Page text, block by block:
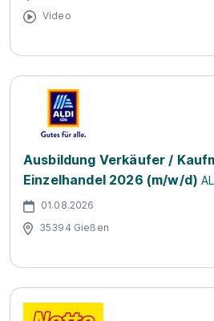
Video
Ausbildung Verkäufer /
Einzelhandel 2026 (m/w/d)
01.08.2026
35394 Gießen